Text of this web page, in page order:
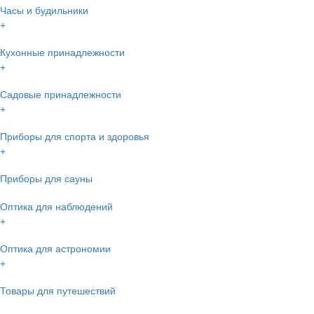
Часы и будильники
+
Кухонные принадлежности
+
Садовые принадлежности
+
Приборы для спорта и здоровья
+
Приборы для сауны
Оптика для наблюдений
+
Оптика для астрономии
+
Товары для путешествий